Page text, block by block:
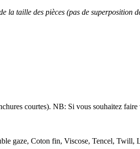
taille des pièces (pas de superposition
courtes). NB: Si vous souhaitez
gaze, Coton fin, Viscose, Tencel,